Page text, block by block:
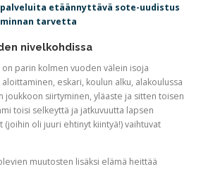
palveluita etäännyttävä sote-uudistus
tarvetta
nivelkohdissa
on parin kolmen vuoden välein isoja
eskari, koulun alku, alakoulussa
siirtyminen, yläaste ja sitten toisen
toisi selkeyttä ja jatkuvuutta lapsen
(joihin oli juuri ehtinyt kiintyä!) vaihtuvat
muutosten lisäksi elämä heittää